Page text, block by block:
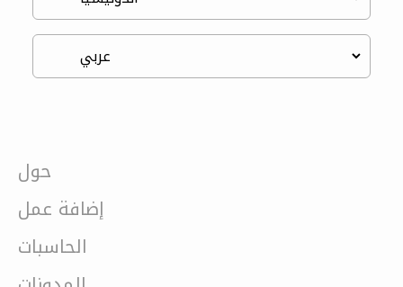
حول
إضافة عمل
الحاسبات